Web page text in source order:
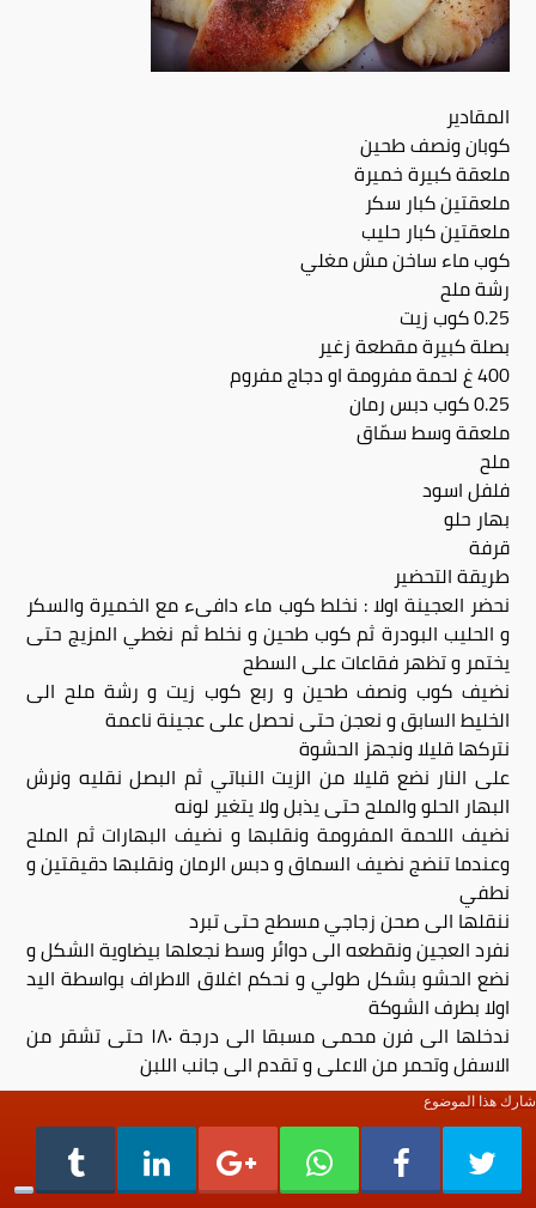
المقادير
كوبان ونصف طحين
ملعقة كبيرة خميرة
ملعقتين كبار سكر
ملعقتين كبار حليب
كوب ماء ساخن مش مغلي
رشة ملح
0.25 كوب زيت
بصلة كبيرة مقطعة زغير
400 غ لحمة مفرومة او دجاج مفروم
0.25 كوب دبس رمان
ملعقة وسط سمّاق
ملح
فلفل اسود
بهار حلو
قرفة
طريقة التحضير
نحضر العجينة اولا : نخلط كوب ماء دافىء مع الخميرة والسكر
و الحليب البودرة ثم كوب طحين و نخلط ثم نغطي المزيج حتى
يختمر و تظهر فقاعات على السطح
نضيف كوب ونصف طحين و ربع كوب زيت و رشة ملح الى
الخليط السابق و نعجن حتى نحصل على عجينة ناعمة
نتركها قليلا ونجهز الحشوة
على النار نضع قليلا من الزيت النباتي ثم البصل نقليه ونرش
البهار الحلو والملح حتى يذبل ولا يتغير لونه
نضيف اللحمة المفرومة ونقلبها و نضيف البهارات ثم الملح
وعندما تنضج نضيف السماق و دبس الرمان ونقلبها دقيقتين و
نطفي
ننقلها الى صحن زجاجي مسطح حتى تبرد
نفرد العجين ونقطعه الى دوائر وسط نجعلها بيضاوية الشكل و
نضع الحشو بشكل طولي و نحكم اغلاق الاطراف بواسطة اليد
اولا بطرف الشوكة
ندخلها الى فرن محمى مسبقا الى درجة ١٨٠ حتى تشقر من
الاسفل وتحمر من الاعلى و تقدم الى جانب اللبن
شارك هذا الموضوع